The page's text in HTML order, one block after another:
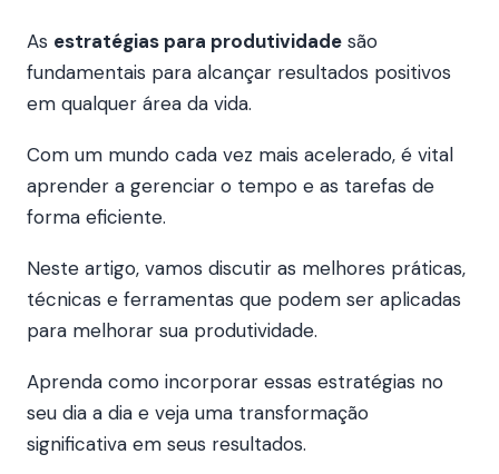
As estratégias para produtividade são
fundamentais para alcançar resultados positivos
em qualquer área da vida.
Com um mundo cada vez mais acelerado, é vital
aprender a gerenciar o tempo e as tarefas de
forma eficiente.
Neste artigo, vamos discutir as melhores práticas,
técnicas e ferramentas que podem ser aplicadas
para melhorar sua produtividade.
Aprenda como incorporar essas estratégias no
seu dia a dia e veja uma transformação
significativa em seus resultados.